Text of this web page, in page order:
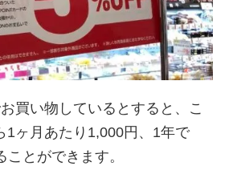
買い物しているとすると、こ
1ヶ月あたり1,000円、1年で
とができます。